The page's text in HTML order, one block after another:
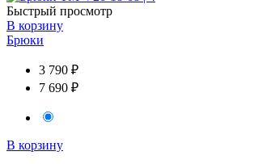
Быстрый просмотр
В корзину
Брюки
3 790 ₽
7 690 ₽
В корзину